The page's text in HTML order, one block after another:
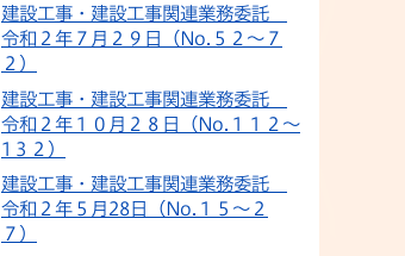
建設工事・建設工事関連業務委託
令和２年７月２９日（No.５２～７
２）
建設工事・建設工事関連業務委託
令和２年１０月２８日（No.１１２～
1３２）
建設工事・建設工事関連業務委託
令和２年５月28日（No.１５～２
７）